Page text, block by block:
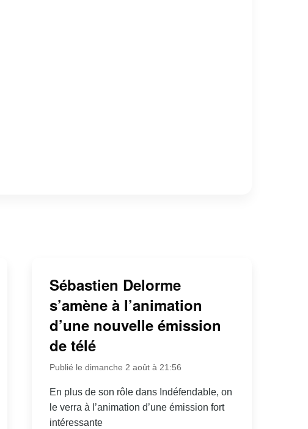
Sébastien Delorme
s’amène à l’animation
d’une nouvelle émission
de télé
Publié le dimanche 2 août à 21:56
En plus de son rôle dans Indéfendable, on
le verra à l’animation d’une émission fort
intéressante